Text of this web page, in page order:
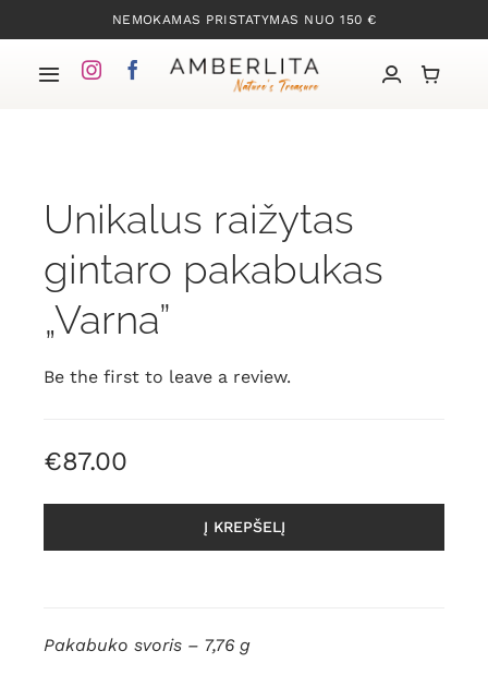
to
content
NEMOKAMAS PRISTATYMAS NUO 150 €
Toggle
Mūsų kolekcijos
Apie Gintarą
Unikalus raižytas
gintaro pakabukas
„Varna”
Be the first to leave a review.
€87.00
Į KREPŠELĮ
Pakabuko svoris – 7,76 g